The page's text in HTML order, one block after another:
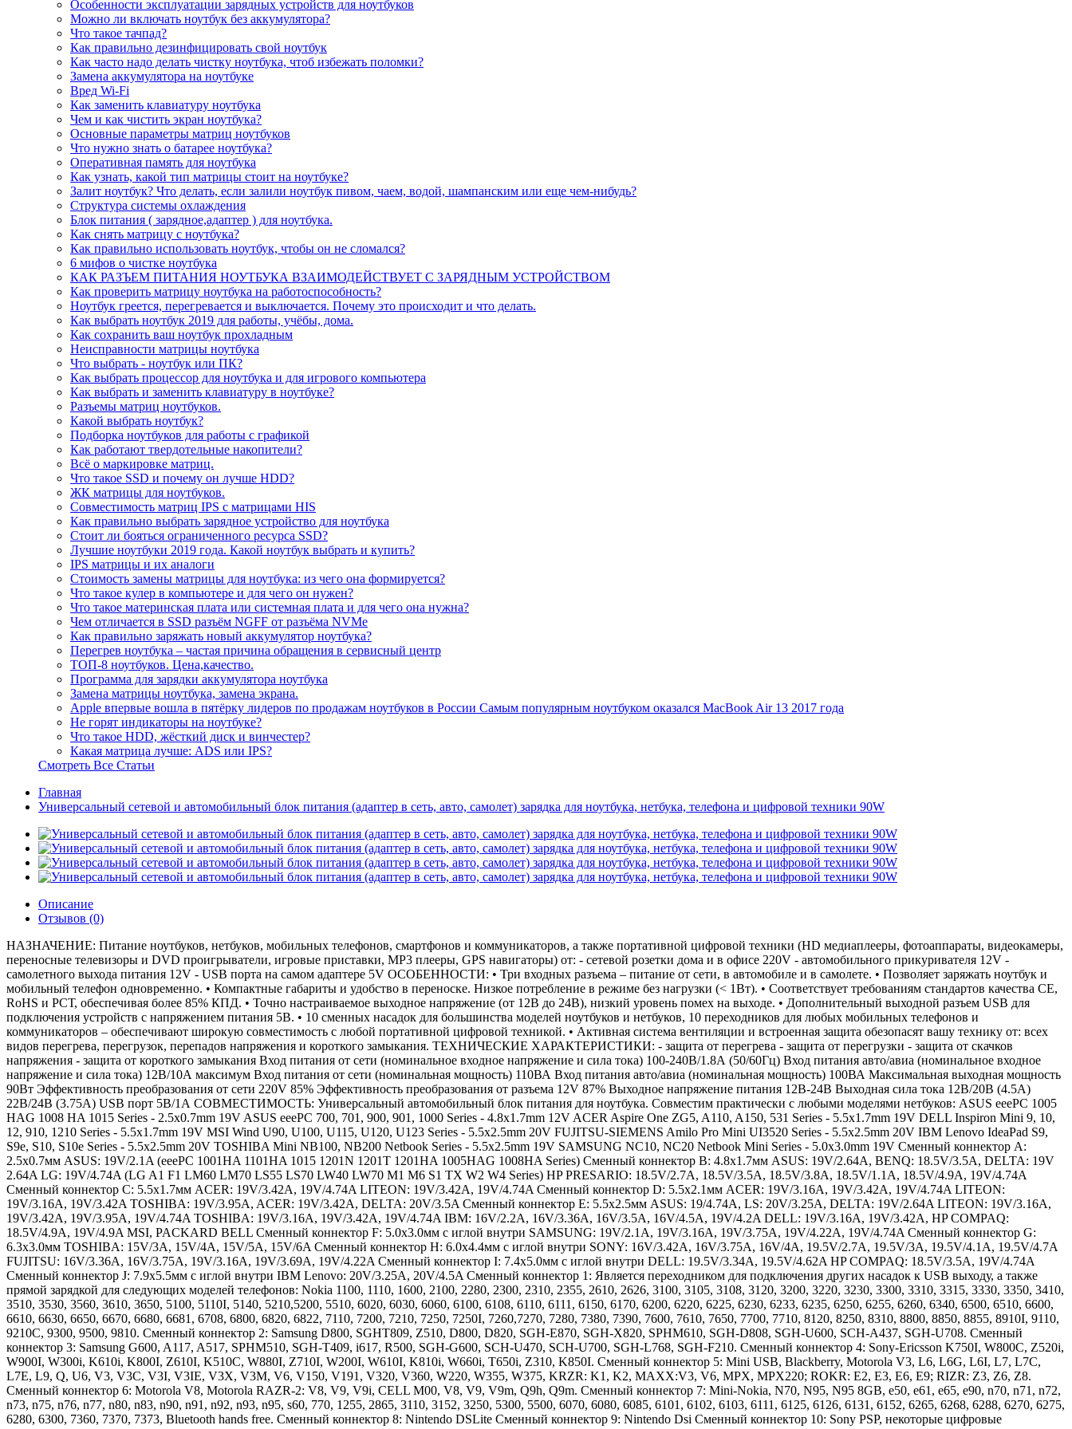
Особенности эксплуатации зарядных устройств для ноутбуков
Можно ли включать ноутбук без аккумулятора?
Что такое тачпад?
Как правильно дезинфицировать свой ноутбук
Как часто надо делать чистку ноутбука, чтоб избежать поломки?
Замена аккумулятора на ноутбуке
Вред Wi-Fi
Как заменить клавиатуру ноутбука
Чем и как чистить экран ноутбука?
Основные параметры матриц ноутбуков
Что нужно знать о батарее ноутбука?
Оперативная память для ноутбука
Как узнать, какой тип матрицы стоит на ноутбуке?
Залит ноутбук? Что делать, если залили ноутбук пивом, чаем, водой, шампанским или еще чем-нибудь?
Структура системы охлаждения
Блок питания ( зарядное,адаптер ) для ноутбука.
Как снять матрицу с ноутбука?
Как правильно использовать ноутбук, чтобы он не сломался?
6 мифов о чистке ноутбука
КАК РАЗЪЕМ ПИТАНИЯ НОУТБУКА ВЗАИМОДЕЙСТВУЕТ С ЗАРЯДНЫМ УСТРОЙСТВОМ
Как проверить матрицу ноутбука на работоспособность?
Ноутбук греется, перегревается и выключается. Почему это происходит и что делать.
Как выбрать ноутбук 2019 для работы, учёбы, дома.
Как сохранить ваш ноутбук прохладным
Неисправности матрицы ноутбука
Что выбрать - ноутбук или ПК?
Как выбрать процессор для ноутбука и для игрового компьютера
Как выбрать и заменить клавиатуру в ноутбуке?
Разъемы матриц ноутбуков.
Какой выбрать ноутбук?
Подборка ноутбуков для работы с графикой
Как работают твердотельные накопители?
Всё о маркировке матриц.
Что такое SSD и почему он лучше HDD?
ЖК матрицы для ноутбуков.
Совместимость матриц IPS с матрицами HIS
Как правильно выбрать зарядное устройство для ноутбука
Стоит ли бояться ограниченного ресурса SSD?
Лучшие ноутбуки 2019 года. Какой ноутбук выбрать и купить?
IPS матрицы и их аналоги
Стоимость замены матрицы для ноутбука: из чего она формируется?
Что такое кулер в компьютере и для чего он нужен?
Что такое материнская плата или системная плата и для чего она нужна?
Чем отличается в SSD разъём NGFF от разъёма NVMe
Как правильно заряжать новый аккумулятор ноутбука?
Перегрев ноутбука – частая причина обращения в сервисный центр
ТОП-8 ноутбуков. Цена,качество.
Программа для зарядки аккумулятора ноутбука
Замена матрицы ноутбука, замена экрана.
Apple впервые вошла в пятёрку лидеров по продажам ноутбуков в России Самым популярным ноутбуком оказался MacBook Air 13 2017 года
Не горят индикаторы на ноутбуке?
Что такое HDD, жёсткий диск и винчестер?
Какая матрица лучше: ADS или IPS?
Смотреть Все Статьи
Главная
Универсальный сетевой и автомобильный блок питания (адаптер в сеть, авто, самолет) зарядка для ноутбука, нетбука, телефона и цифровой техники 90W
Описание
Отзывов (0)
НАЗНАЧЕНИЕ: Питание ноутбуков, нетбуков, мобильных телефонов, смартфонов и коммуникаторов, а также портативной цифровой техники (HD медиаплееры, фотоаппараты, видеокамеры,
переносные телевизоры и DVD проигрыватели, игровые приставки, MP3 плееры, GPS навигаторы) от: - сетевой розетки дома и в офисе 220V - автомобильного прикуривателя 12V -
самолетного выхода питания 12V - USB порта на самом адаптере 5V ОСОБЕННОСТИ: • Три входных разъема – питание от сети, в автомобиле и в самолете. • Позволяет заряжать ноутбук и
мобильный телефон одновременно. • Компактные габариты и удобство в переноске. Низкое потребление в режиме без нагрузки (< 1Вт). • Соответствует требованиям стандартов качества CE,
RoHS и РСТ, обеспечивая более 85% КПД. • Точно настраиваемое выходное напряжение (от 12В до 24В), низкий уровень помех на выходе. • Дополнительный выходной разъем USB для
подключения устройств с напряжением питания 5В. • 10 сменных насадок для большинства моделей ноутбуков и нетбуков, 10 переходников для любых мобильных телефонов и
коммуникаторов – обеспечивают широкую совместимость с любой портативной цифровой техникой. • Активная система вентиляции и встроенная защита обезопасят вашу технику от: всех
видов перегрева, перегрузок, перепадов напряжения и короткого замыкания. ТЕХНИЧЕСКИЕ ХАРАКТЕРИСТИКИ: - защита от перегрева - защита от перегрузки - защита от скачков
напряжения - защита от короткого замыкания Вход питания от сети (номинальное входное напряжение и сила тока) 100-240В/1.8А (50/60Гц) Вход питания авто/авиа (номинальное входное
напряжение и сила тока) 12В/10А максимум Вход питания от сети (номинальная мощность) 110ВА Вход питания авто/авиа (номинальная мощность) 100ВА Максимальная выходная мощность
90Вт Эффективность преобразования от сети 220V 85% Эффективность преобразования от разъема 12V 87% Выходное напряжение питания 12В-24В Выходная сила тока 12В/20В (4.5А)
22В/24В (3.75А) USB порт 5В/1А СОВМЕСТИМОСТЬ: Универсальный автомобильный блок питания для ноутбука. Совместим практически с любыми моделями нетбуков: ASUS eeePC 1005
HAG 1008 HA 1015 Series - 2.5x0.7mm 19V ASUS eeePC 700, 701, 900, 901, 1000 Series - 4.8x1.7mm 12V ACER Aspire One ZG5, A110, A150, 531 Series - 5.5x1.7mm 19V DELL Inspiron Mini 9, 10,
12, 910, 1210 Series - 5.5x1.7mm 19V MSI Wind U90, U100, U115, U120, U123 Series - 5.5x2.5mm 20V FUJITSU-SIEMENS Amilo Pro Mini UI3520 Series - 5.5x2.5mm 20V IBM Lenovo IdeaPad S9,
S9e, S10, S10e Series - 5.5x2.5mm 20V TOSHIBA Mini NB100, NB200 Netbook Series - 5.5x2.5mm 19V SAMSUNG NC10, NC20 Netbook Mini Series - 5.0x3.0mm 19V Сменный коннектор A:
2.5x0.7мм ASUS: 19V/2.1A (eeePC 1001HA 1101HA 1015 1201N 1201T 1201HA 1005HAG 1008HA Series) Сменный коннектор B: 4.8x1.7мм ASUS: 19V/2.64A, BENQ: 18.5V/3.5A, DELTA: 19V
2.64A LG: 19V/4.74A (LG A1 F1 LM60 LM70 LS55 LS70 LW40 LW70 M1 M6 S1 TX W2 W4 Series) HP PRESARIO: 18.5V/2.7A, 18.5V/3.5A, 18.5V/3.8A, 18.5V/1.1A, 18.5V/4.9A, 19V/4.74A
Сменный коннектор C: 5.5x1.7мм ACER: 19V/3.42A, 19V/4.74A LITEON: 19V/3.42A, 19V/4.74A Сменный коннектор D: 5.5x2.1мм ACER: 19V/3.16A, 19V/3.42A, 19V/4.74A LITEON:
19V/3.16A, 19V/3.42A TOSHIBA: 19V/3.95A, ACER: 19V/3.42A, DELTA: 20V/3.5A Сменный коннектор E: 5.5x2.5мм ASUS: 19/4.74A, LS: 20V/3.25A, DELTA: 19V/2.64A LITEON: 19V/3.16A,
19V/3.42A, 19V/3.95A, 19V/4.74A TOSHIBA: 19V/3.16A, 19V/3.42A, 19V/4.74A IBM: 16V/2.2A, 16V/3.36A, 16V/3.5A, 16V/4.5A, 19V/4.2A DELL: 19V/3.16A, 19V/3.42A, HP COMPAQ:
18.5V/4.9A, 19V/4.9A MSI, PACKARD BELL Сменный коннектор F: 5.0x3.0мм с иглой внутри SAMSUNG: 19V/2.1A, 19V/3.16A, 19V/3.75A, 19V/4.22A, 19V/4.74A Сменный коннектор G:
6.3x3.0мм TOSHIBA: 15V/3A, 15V/4A, 15V/5A, 15V/6A Сменный коннектор H: 6.0x4.4мм с иглой внутри SONY: 16V/3.42A, 16V/3.75A, 16V/4A, 19.5V/2.7A, 19.5V/3A, 19.5V/4.1A, 19.5V/4.7A
FUJITSU: 16V/3.36A, 16V/3.75A, 19V/3.16A, 19V/3.69A, 19V/4.22A Сменный коннектор I: 7.4x5.0мм с иглой внутри DELL: 19.5V/3.34A, 19.5V/4.62A HP COMPAQ: 18.5V/3.5A, 19V/4.74A
Сменный коннектор J: 7.9x5.5мм с иглой внутри IBM Lenovo: 20V/3.25A, 20V/4.5A Сменный коннектор 1: Является переходником для подключения других насадок к USB выходу, а также
прямой зарядкой для следующих моделей телефонов: Nokia 1100, 1110, 1600, 2100, 2280, 2300, 2310, 2355, 2610, 2626, 3100, 3105, 3108, 3120, 3200, 3220, 3230, 3300, 3310, 3315, 3330, 3350, 3410,
3510, 3530, 3560, 3610, 3650, 5100, 5110I, 5140, 5210,5200, 5510, 6020, 6030, 6060, 6100, 6108, 6110, 6111, 6150, 6170, 6200, 6220, 6225, 6230, 6233, 6235, 6250, 6255, 6260, 6340, 6500, 6510, 6600,
6610, 6630, 6650, 6670, 6680, 6681, 6708, 6800, 6820, 6822, 7110, 7200, 7210, 7250, 7250I, 7260,7270, 7280, 7380, 7390, 7600, 7610, 7650, 7700, 7710, 8120, 8250, 8310, 8800, 8850, 8855, 8910I, 9110,
9210C, 9300, 9500, 9810. Сменный коннектор 2: Samsung D800, SGHT809, Z510, D800, D820, SGH-E870, SGH-X820, SPHM610, SGH-D808, SGH-U600, SCH-A437, SGH-U708. Сменный
коннектор 3: Samsung G600, A117, A517, SPHM510, SGH-T409, i617, R500, SGH-G600, SCH-U470, SCH-U700, SGH-L768, SGH-F210. Сменный коннектор 4: Sony-Ericsson K750I, W800C, Z520i,
W900I, W300i, K610i, K800I, Z610I, K510C, W880I, Z710I, W200I, W610I, K810i, W660i, T650i, Z310, K850I. Сменный коннектор 5: Mini USB, Blackberry, Motorola V3, L6, L6G, L6I, L7, L7C,
L7E, L9, Q, U6, V3, V3C, V3I, V3IE, V3X, V3M, V6, V150, V191, V320, V360, W220, W355, W375, KRZR: K1, K2, MAXX:V3, V6, MPX, MPX220; ROKR: E2, E3, E6, E9; RIZR: Z3, Z6, Z8.
Сменный коннектор 6: Motorola V8, Motorola RAZR-2: V8, V9, V9i, CELL M00, V8, V9, V9m, Q9h, Q9m. Сменный коннектор 7: Mini-Nokia, N70, N95, N95 8GB, e50, e61, e65, e90, n70, n71, n72,
n73, n75, n76, n77, n80, n83, n90, n91, n92, n93, n95, s60, 770, 1255, 2865, 3110, 3152, 3250, 5300, 5500, 6070, 6080, 6085, 6101, 6102, 6103, 6111, 6125, 6126, 6131, 6152, 6265, 6268, 6288, 6270, 6275,
6280, 6300, 7360, 7370, 7373, Bluetooth hands free. Сменный коннектор 8: Nintendo DSLite Сменный коннектор 9: Nintendo Dsi Сменный коннектор 10: Sony PSP, некоторые цифровые